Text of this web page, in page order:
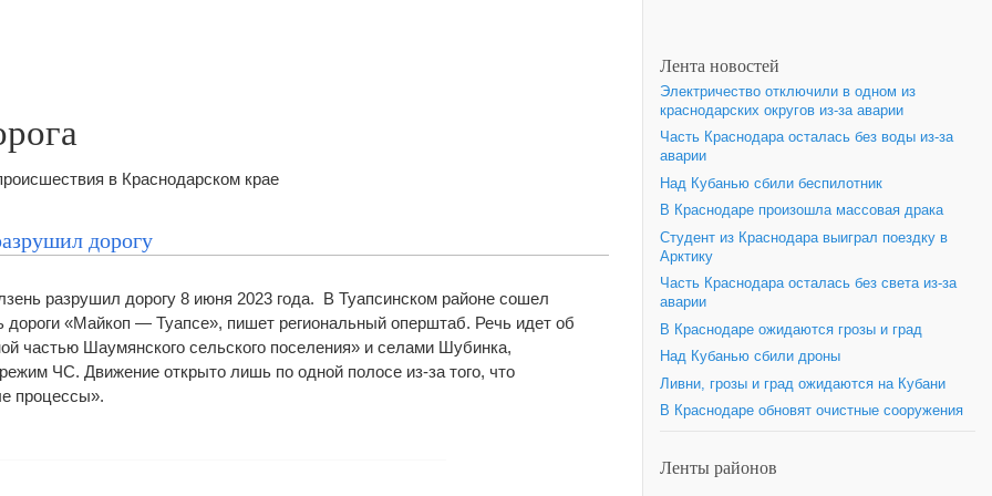
в Краснодарском крае
дорогу
разрушил дорогу 8 июня 2023 года. В Туапсинском районе сошел
дороги «Майкоп — Туапсе», пишет региональный оперштаб. Речь идет об
частью Шаумянского сельского поселения» и селами Шубинка,
ЧС. Движение открыто лишь по одной полосе из-за того, что
процессы».
Лента новостей
Электричество отключили в одном из
краснодарских округов из-за аварии
Часть Краснодара осталась без воды из-за
аварии
Над Кубанью сбили беспилотник
В Краснодаре произошла массовая драка
Студент из Краснодара выиграл поездку в
Арктику
Часть Краснодара осталась без света из-за
аварии
В Краснодаре ожидаются грозы и град
Над Кубанью сбили дроны
Ливни, грозы и град ожидаются на Кубани
В Краснодаре обновят очистные сооружения
Ленты районов